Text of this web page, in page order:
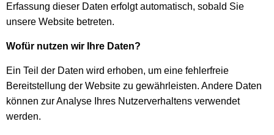
Erfassung dieser Daten erfolgt automatisch, sobald Sie
unsere Website betreten.
Wofür nutzen wir Ihre Daten?
Ein Teil der Daten wird erhoben, um eine fehlerfreie
Bereitstellung der Website zu gewährleisten. Andere Daten
können zur Analyse Ihres Nutzerverhaltens verwendet
werden.